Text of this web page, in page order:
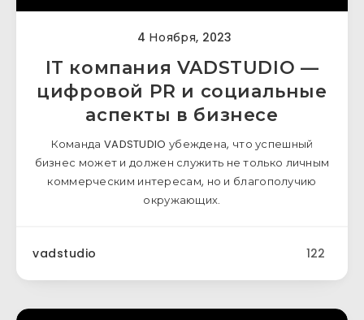
4 Ноября, 2023
IT компания VADSTUDIO —
цифровой PR и социальные
аспекты в бизнесе
Команда VADSTUDIO убеждена, что успешный
бизнес может и должен служить не только личным
коммерческим интересам, но и благополучию
окружающих.
vadstudio 122